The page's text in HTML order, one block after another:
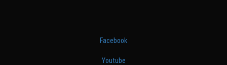
Facebook
Youtube